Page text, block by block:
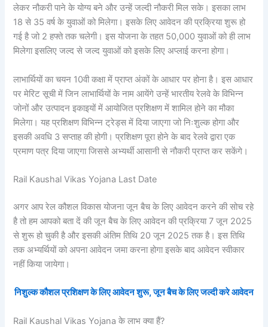
लेकर नौकरी पाने के योग्य बने और उन्हें जल्दी नौकरी मिल सके। इसका लाभ
18 से 35 वर्ष के युवाओं को मिलेगा। इसके लिए आवेदन की प्रक्रिया शुरू हो
गई है जो 2 हफ्ते तक चलेगी। इस योजना के तहत 50,000 युवाओं को ही लाभ
मिलेगा इसलिए जल्द से जल्द युवाओं को इसके लिए अप्लाई करना होगा।
लाभार्थियों का चयन 10वी कक्षा में प्राप्त अंकों के आधार पर होना है। इस आधार
पर मेरिट सूची में जिन लाभार्थियों के नाम आयेंगे उन्हें भारतीय रेलवे के विभिन्न
जोनों और उत्पादन इकाइयों में आयोजित प्रशिक्षण में शामिल होने का मौका
मिलेगा। यह प्रशिक्षण विभिन्न ट्रेड्स में दिया जाएगा जो निःशुल्क होगा और
इसकी अवधि 3 सप्ताह की होगी। प्रशिक्षण पूरा होने के बाद रेलवे द्वारा एक
प्रमाण पत्र दिया जाएगा जिससे अभ्यर्थी आसानी से नौकरी प्राप्त कर सकेंगे।
Rail Kaushal Vikas Yojana Last Date
अगर आप रेल कौशल विकास योजना जून बैच के लिए आवेदन करने की सोच रहे
है तो हम आपको बता दें की जून बैच के लिए आवेदन की प्रक्रिया 7 जून 2025
से शुरू हो चुकी है और इसकी अंतिम तिथि 20 जून 2025 तक है। इस तिथि
तक अभ्यर्थियों को अपना आवेदन जमा करना होगा इसके बाद आवेदन स्वीकार
नहीं किया जायेगा।
निशुल्क कौशल प्रशिक्षण के लिए आवेदन शुरू, जून बैच के लिए जल्दी करे आवेदन
Rail Kaushal Vikas Yojana के लाभ क्या हैं?